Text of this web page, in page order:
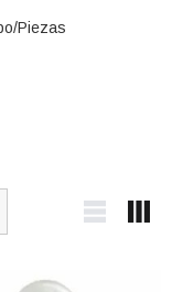
Piezas